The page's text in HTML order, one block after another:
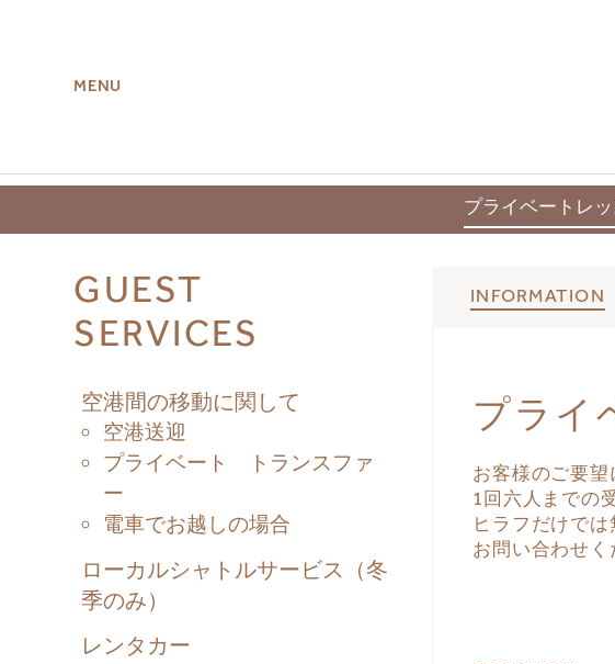
MENU
AMENITIESプライベートレ
GUEST
SERVICES
空港間の移動に関して
空港送迎
プライベート トランスファ
ー
電車でお越しの場合
ローカルシャトルサービス（冬
季のみ）
レンタカー
INFORMATION
プライ
お客様のご要望
1回六人までの
ヒラフだけで
お問い合わせく